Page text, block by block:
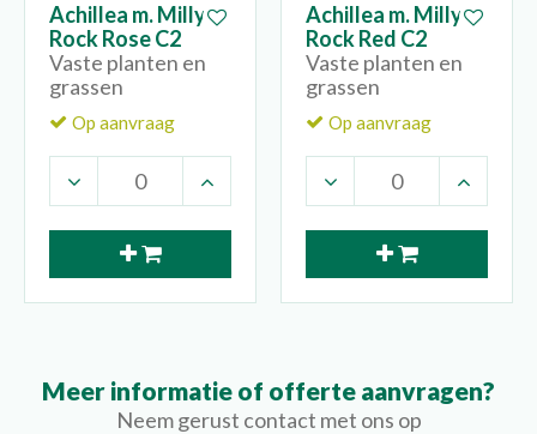
Achillea m. Milly
Rock Rose C2
Vaste planten en
grassen
Op aanvraag
Achillea m. Milly
Rock Red C2
Vaste planten en
grassen
Op aanvraag
Meer informatie of offerte aanvragen?
Neem gerust contact met ons op